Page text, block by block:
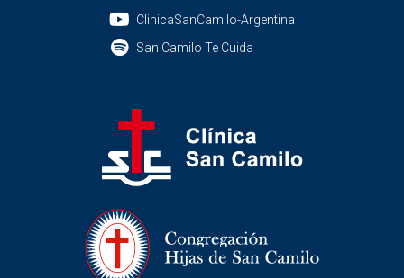
ClinicaSanCamilo-Argentina
San Camilo Te Cuida